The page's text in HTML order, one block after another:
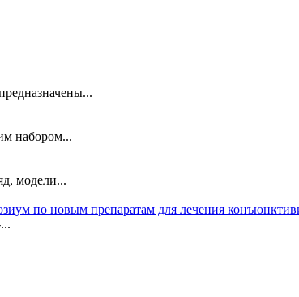
набором...
модели...
по новым препаратам для лечения